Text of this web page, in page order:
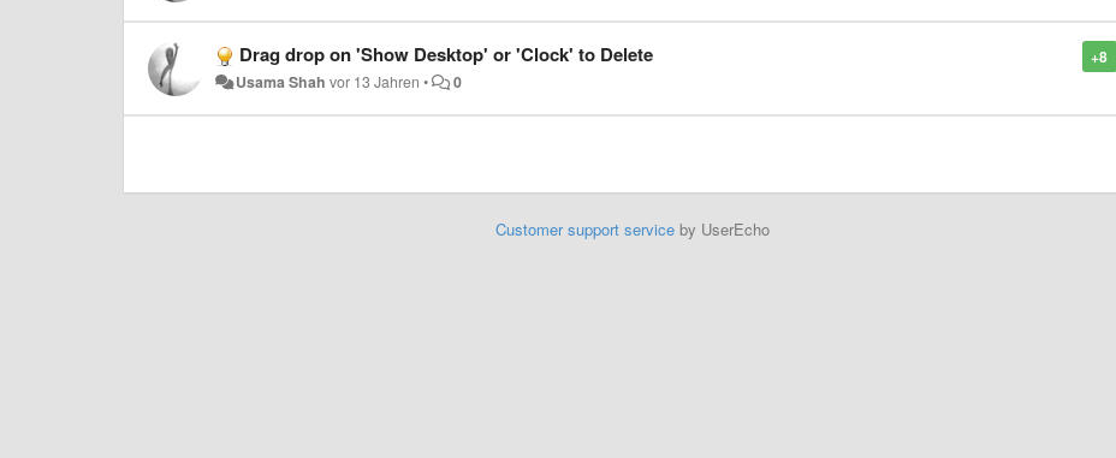
+8
Drag drop on 'Show Desktop' or 'Clock' to Delete
Usama Shah vor 13 Jahren • 0
Customer support serviceby UserEcho